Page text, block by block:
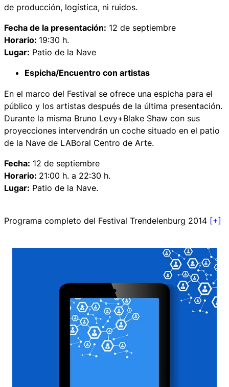
de producción, logística, ni ruidos.
Fecha de la presentación: 12 de septiembre
Horario: 19:30 h.
Lugar: Patio de la Nave
Espicha/Encuentro con artistas
En el marco del Festival se ofrece una espicha para el
público y los artistas después de la última presentación.
Durante la misma Bruno Levy+Blake Shaw con sus
proyecciones intervendrán un coche situado en el patio
de la Nave de LABoral Centro de Arte.
Fecha: 12 de septiembre
Horario: 21:00 h. a 22:30 h.
Lugar: Patio de la Nave.
Programa completo del Festival Trendelenburg 2014 [+]